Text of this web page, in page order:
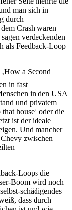
man sich in
durch
Crash waren
verdeckenden
als Feedback-Loop
a Second
in fast
in den USA
und privatem
house‘ oder die
ist der ideale
Und mancher
zwischen
Loops die
Boom wird noch
schädigendes
dass durch